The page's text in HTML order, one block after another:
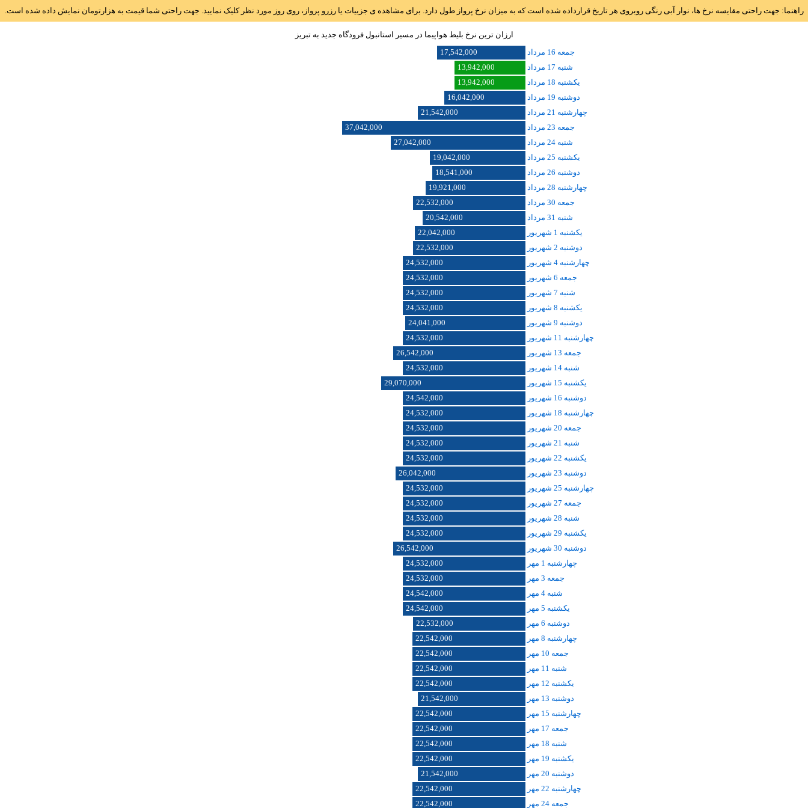
راهنما: جهت راحتی مقایسه نرخ ها، نوار آبی رنگی روبروی هر تاریخ قرارداده شده است که به میزان نرخ پرواز طول دارد. برای مشاهده ی جزییات یا رزرو پرواز، روی روز مورد نظر کلیک نمایید. جهت راحتی شما قیمت به هزارتومان نمایش داده شده است.
ارزان ترین نرخ بلیط هواپیما در مسیر استانبول فرودگاه جديد به تبريز
جمعه 16 مرداد
17,542,000
شنبه 17 مرداد
13,942,000
يکشنبه 18 مرداد
13,942,000
دوشنبه 19 مرداد
16,042,000
چهارشنبه 21 مرداد
21,542,000
جمعه 23 مرداد
37,042,000
شنبه 24 مرداد
27,042,000
يکشنبه 25 مرداد
19,042,000
دوشنبه 26 مرداد
18,541,000
چهارشنبه 28 مرداد
19,921,000
جمعه 30 مرداد
22,532,000
شنبه 31 مرداد
20,542,000
يکشنبه 1 شهریور
22,042,000
دوشنبه 2 شهریور
22,532,000
چهارشنبه 4 شهریور
24,532,000
جمعه 6 شهریور
24,532,000
شنبه 7 شهریور
24,532,000
يکشنبه 8 شهریور
24,532,000
دوشنبه 9 شهریور
24,041,000
چهارشنبه 11 شهریور
24,532,000
جمعه 13 شهریور
26,542,000
شنبه 14 شهریور
24,532,000
يکشنبه 15 شهریور
29,070,000
دوشنبه 16 شهریور
24,542,000
چهارشنبه 18 شهریور
24,532,000
جمعه 20 شهریور
24,532,000
شنبه 21 شهریور
24,532,000
يکشنبه 22 شهریور
24,532,000
دوشنبه 23 شهریور
26,042,000
چهارشنبه 25 شهریور
24,532,000
جمعه 27 شهریور
24,532,000
شنبه 28 شهریور
24,532,000
يکشنبه 29 شهریور
24,532,000
دوشنبه 30 شهریور
26,542,000
چهارشنبه 1 مهر
24,532,000
جمعه 3 مهر
24,532,000
شنبه 4 مهر
24,542,000
يکشنبه 5 مهر
24,542,000
دوشنبه 6 مهر
22,532,000
چهارشنبه 8 مهر
22,542,000
جمعه 10 مهر
22,542,000
شنبه 11 مهر
22,542,000
يکشنبه 12 مهر
22,542,000
دوشنبه 13 مهر
21,542,000
چهارشنبه 15 مهر
22,542,000
جمعه 17 مهر
22,542,000
شنبه 18 مهر
22,542,000
يکشنبه 19 مهر
22,542,000
دوشنبه 20 مهر
21,542,000
چهارشنبه 22 مهر
22,542,000
جمعه 24 مهر
22,542,000